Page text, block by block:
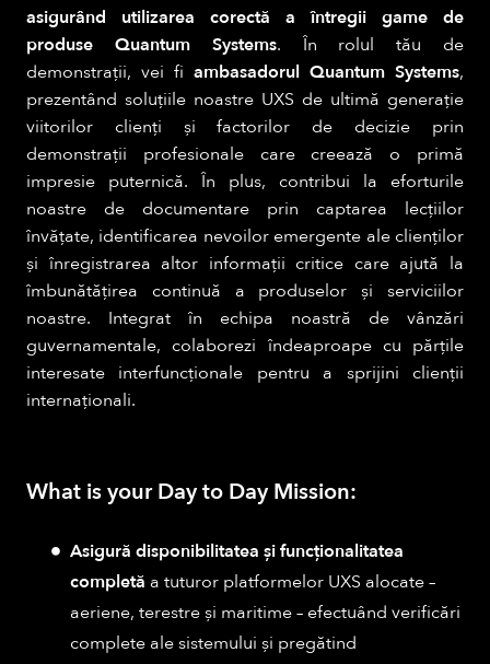
asigurând utilizarea corectă a întregii game de
produse Quantum Systems. În rolul tău de
demonstrații, vei fi ambasadorul Quantum Systems,
prezentând soluțiile noastre UXS de ultimă generație
viitorilor clienți și factorilor de decizie prin
demonstrații profesionale care creează o primă
impresie puternică. În plus, contribui la eforturile
noastre de documentare prin captarea lecțiilor
învățate, identificarea nevoilor emergente ale clienților
și înregistrarea altor informații critice care ajută la
îmbunătățirea continuă a produselor și serviciilor
noastre. Integrat în echipa noastră de vânzări
guvernamentale, colaborezi îndeaproape cu părțile
interesate interfuncționale pentru a sprijini clienții
internaționali.
What is your Day to Day Mission:
Asigură disponibilitatea și funcționalitatea
completă a tuturor platformelor UXS alocate –
aeriene, terestre și maritime – efectuând verificări
complete ale sistemului și pregătind